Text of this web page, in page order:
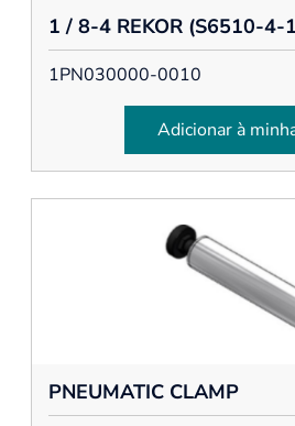
1 / 8-4 REKOR (S6510-4-
1PN030000-0010
Adicionar à
PNEUMATIC CLAMP